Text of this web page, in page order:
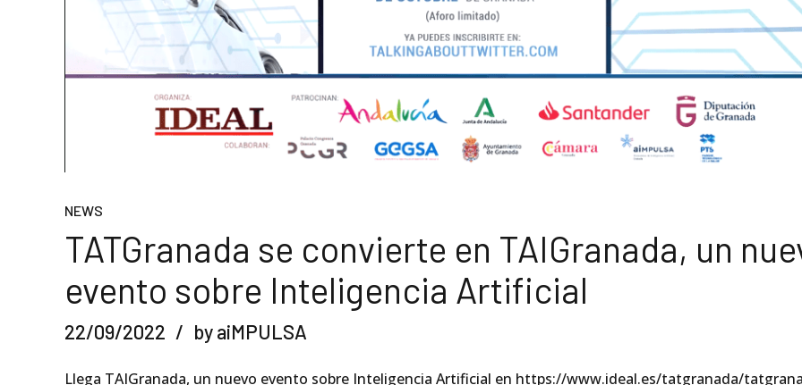
NEWS
TATGranada se convierte en TAIGranada, un
evento sobre Inteligencia Artificial
22/09/2022 by aiMPULSA
Llega TAIGranada, un nuevo evento sobre Inteligencia Artificial en https://www.ideal.es/tatgranada/